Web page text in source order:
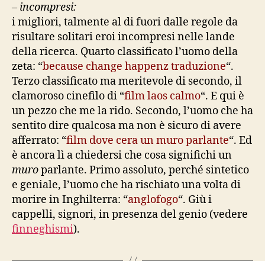
– incompresi:
i migliori, talmente al di fuori dalle regole da
risultare solitari eroi incompresi nelle lande
della ricerca. Quarto classificato l’uomo della
zeta: “because change happenz traduzione“.
Terzo classificato ma meritevole di secondo, il
clamoroso cinefilo di “film laos calmo“. E qui è
un pezzo che me la rido. Secondo, l’uomo che ha
sentito dire qualcosa ma non è sicuro di avere
afferrato: “film dove cera un muro parlante“. Ed
è ancora lì a chiedersi che cosa significhi un
muroparlante. Primo assoluto, perché sintetico
e geniale, l’uomo che ha rischiato una volta di
morire in Inghilterra: “anglofogo“. Giù i
cappelli, signori, in presenza del genio (vedere
finneghismi).